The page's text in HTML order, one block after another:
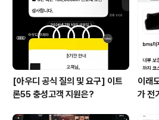
[아우디 공식 질의 및 요구] 이트
론55 충성고객 지원은?
이래
가 전